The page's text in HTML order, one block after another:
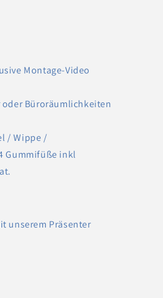
Montage-Video
oder Büroräumlichkeiten
/ Wippe /
Gummifüße inkl
unserem Präsenter